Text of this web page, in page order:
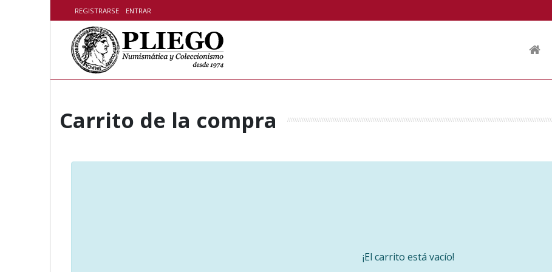
REGISTRARSE ENTRAR
Carrito de la compra
¡El carrito está vacío!